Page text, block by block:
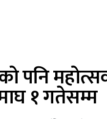
पनि
१ गतेसम्म